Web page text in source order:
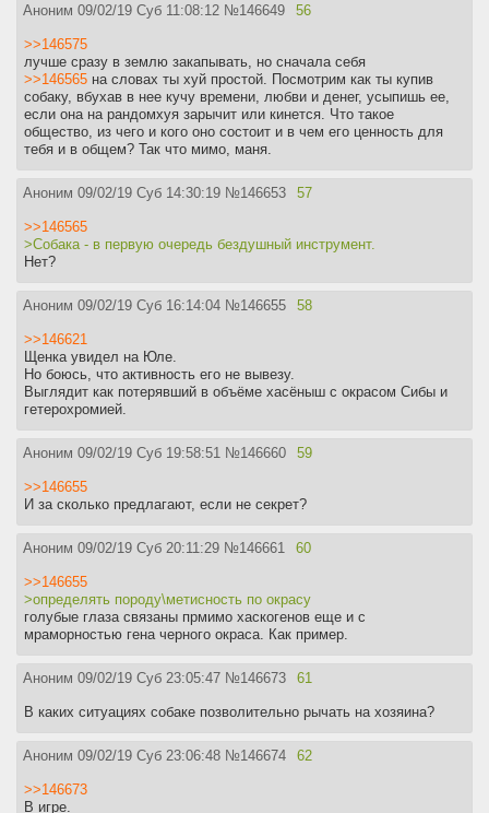
Аноним 09/02/19 Суб 11:08:12 №146649 56
>>146575
лучше сразу в землю закапывать, но сначала себя
>>146565 на словах ты хуй простой. Посмотрим как ты купив
собаку, вбухав в нее кучу времени, любви и денег, усыпишь ее,
если она на рандомхуя зарычит или кинется. Что такое
общество, из чего и кого оно состоит и в чем его ценность для
тебя и в общем? Так что мимо, маня.
Аноним 09/02/19 Суб 14:30:19 №146653 57
>>146565
>Собака - в первую очередь бездушный инструмент.
Нет?
Аноним 09/02/19 Суб 16:14:04 №146655 58
>>146621
Щенка увидел на Юле.
Но боюсь, что активность его не вывезу.
Выглядит как потерявший в объёме хасёныш с окрасом Сибы и
гетерохромией.
Аноним 09/02/19 Суб 19:58:51 №146660 59
>>146655
И за сколько предлагают, если не секрет?
Аноним 09/02/19 Суб 20:11:29 №146661 60
>>146655
>определять породу\метисность по окрасу
голубые глаза связаны прмимо хаскогенов еще и с
мраморностью гена черного окраса. Как пример.
Аноним 09/02/19 Суб 23:05:47 №146673 61
В каких ситуациях собаке позволительно рычать на хозяина?
Аноним 09/02/19 Суб 23:06:48 №146674 62
>>146673
В игре.